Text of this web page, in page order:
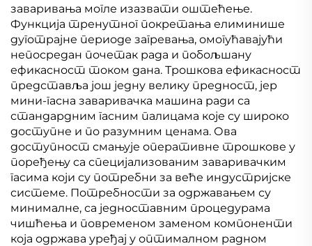
заваривања могле изазвати оштећење.
Функција тренутног покретања елиминише
дуготрајне периоде загревања, омогућавајући
непосредан почетак рада и побољшану
ефикасност током дана. Трошкова ефикасност
представља још једну велику предност, јер
мини-гасна заваривачка машина ради са
стандардним гасним палицама које су широко
доступне и по разумним ценама. Ова
доступност смањује оперативне трошкове у
поређењу са специјализованим заваривачким
гасима који су потребни за веће индустријске
системе. Потребности за одржавањем су
минималне, са једноставним процедурама
чишћења и повременом заменом компоненти
која одржава уређај у оптималном радном